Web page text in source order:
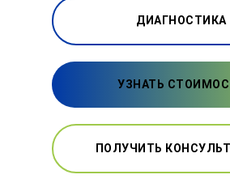
ДИАГНОСТИКА
УЗНАТЬ
ПОЛУЧИТЬ